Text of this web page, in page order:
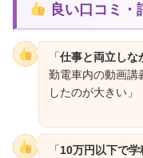
良い口コミ・
「仕事と両立しな
勤電車内の動画講
したのが大きい」
「10万円以下で